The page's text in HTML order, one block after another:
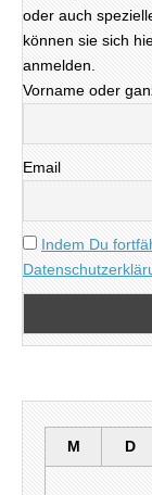
oder auch
können sie sich
anmelden.
Vorname oder
Email
Indem Du
M
D